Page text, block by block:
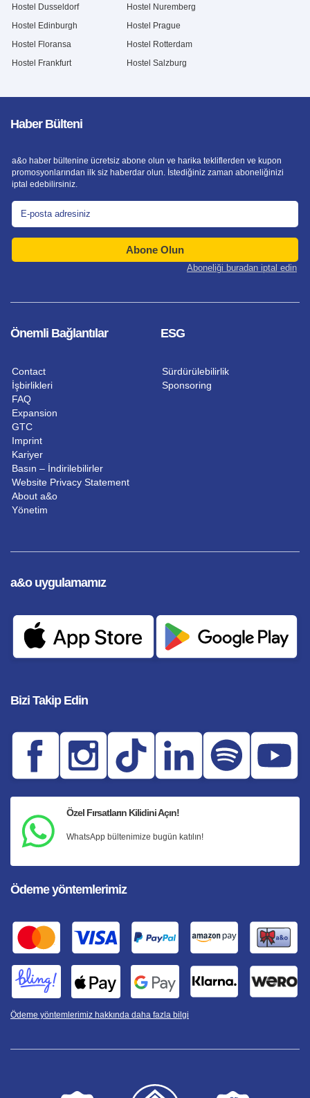
Hostel Dusseldorf
Hostel Edinburgh
Hostel Floransa
Hostel Frankfurt
Hostel Nuremberg
Hostel Prague
Hostel Rotterdam
Hostel Salzburg
Önemli Bağlantılar
Contact
İşbirlikleri
FAQ
Expansion
GTC
Imprint
Kariyer
Basın – İndirilebilirler
Website Privacy Statement
About a&o
Yönetim
ESG
Sürdürülebilirlik
Sponsoring
Haber Bülteni
a&o haber bültenine ücretsiz abone olun ve harika tekliflerden ve kupon
promosyonlarından ilk siz haberdar olun. İstediğiniz zaman aboneliğinizi
iptal edebilirsiniz.
Abone Olun
Aboneliği buradan iptal edin
Bizi Takip Edin
Özel Fırsatların Kilidini Açın!
WhatsApp bültenimize bugün katılın!
a&o uygulamamız
Ödeme yöntemlerimiz
Ödeme yöntemlerimiz hakkında daha fazla bilgi